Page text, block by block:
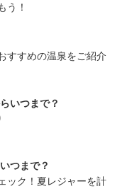
う！
すすめの温泉をご紹介
いつまで？
つまで？
ック！夏レジャーを計